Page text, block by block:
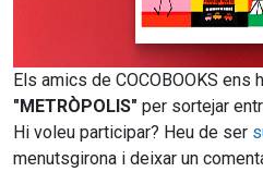
Els amics de COCOBOOKS ens
"METRÒPOLIS" per sortejar
Hi voleu participar? Heu de ser
menutsgirona i deixar un